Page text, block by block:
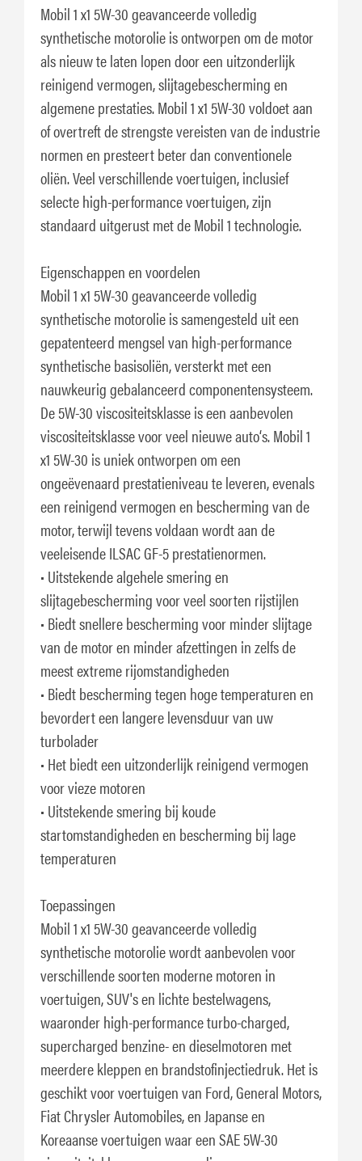
Mobil 1 x1 5W-30 geavanceerde volledig
synthetische motorolie is ontworpen om de motor
als nieuw te laten lopen door een uitzonderlijk
reinigend vermogen, slijtagebescherming en
algemene prestaties. Mobil 1 x1 5W-30 voldoet aan
of overtreft de strengste vereisten van de industrie
normen en presteert beter dan conventionele
oliën. Veel verschillende voertuigen, inclusief
selecte high-performance voertuigen, zijn
standaard uitgerust met de Mobil 1 technologie.
Eigenschappen en voordelen
Mobil 1 x1 5W-30 geavanceerde volledig
synthetische motorolie is samengesteld uit een
gepatenteerd mengsel van high-performance
synthetische basisoliën, versterkt met een
nauwkeurig gebalanceerd componentensysteem.
De 5W-30 viscositeitsklasse is een aanbevolen
viscositeitsklasse voor veel nieuwe auto‘s. Mobil 1
x1 5W-30 is uniek ontworpen om een
ongeëvenaard prestatieniveau te leveren, evenals
een reinigend vermogen en bescherming van de
motor, terwijl tevens voldaan wordt aan de
veeleisende ILSAC GF-5 prestatienormen.
• Uitstekende algehele smering en
slijtagebescherming voor veel soorten rijstijlen
• Biedt snellere bescherming voor minder slijtage
van de motor en minder afzettingen in zelfs de
meest extreme rijomstandigheden
• Biedt bescherming tegen hoge temperaturen en
bevordert een langere levensduur van uw
turbolader
• Het biedt een uitzonderlijk reinigend vermogen
voor vieze motoren
• Uitstekende smering bij koude
startomstandigheden en bescherming bij lage
temperaturen
Toepassingen
Mobil 1 x1 5W-30 geavanceerde volledig
synthetische motorolie wordt aanbevolen voor
verschillende soorten moderne motoren in
voertuigen, SUV's en lichte bestelwagens,
waaronder high-performance turbo-charged,
supercharged benzine- en dieselmotoren met
meerdere kleppen en brandstofinjectiedruk. Het is
geschikt voor voertuigen van Ford, General Motors,
Fiat Chrysler Automobiles, en Japanse en
Koreaanse voertuigen waar een SAE 5W-30